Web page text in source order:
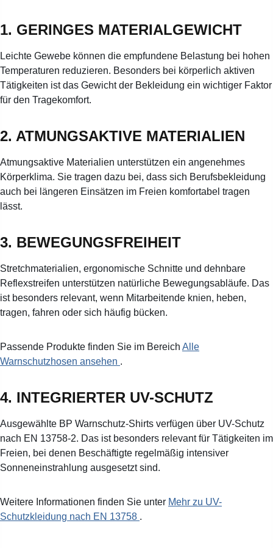
1. GERINGES MATERIALGEWICHT
Leichte Gewebe können die empfundene Belastung bei hohen
Temperaturen reduzieren. Besonders bei körperlich aktiven
Tätigkeiten ist das Gewicht der Bekleidung ein wichtiger Faktor
für den Tragekomfort.
2. ATMUNGSAKTIVE MATERIALIEN
Atmungsaktive Materialien unterstützen ein angenehmes
Körperklima. Sie tragen dazu bei, dass sich Berufsbekleidung
auch bei längeren Einsätzen im Freien komfortabel tragen
lässt.
3. BEWEGUNGSFREIHEIT
Stretchmaterialien, ergonomische Schnitte und dehnbare
Reflexstreifen unterstützen natürliche Bewegungsabläufe. Das
ist besonders relevant, wenn Mitarbeitende knien, heben,
tragen, fahren oder sich häufig bücken.
Passende Produkte finden Sie im Bereich Alle
Warnschutzhosen ansehen .
4. INTEGRIERTER UV-SCHUTZ
Ausgewählte BP Warnschutz-Shirts verfügen über UV-Schutz
nach EN 13758-2. Das ist besonders relevant für Tätigkeiten im
Freien, bei denen Beschäftigte regelmäßig intensiver
Sonneneinstrahlung ausgesetzt sind.
Weitere Informationen finden Sie unter Mehr zu UV-
Schutzkleidung nach EN 13758 .